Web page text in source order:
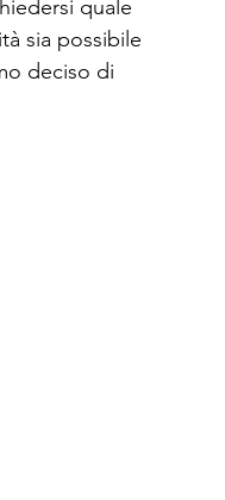
quale
sia possibile
deciso di